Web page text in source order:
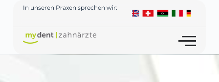
In unseren Praxen sprechen wir: